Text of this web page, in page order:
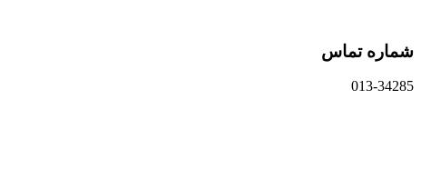
شماره تماس
013-34285